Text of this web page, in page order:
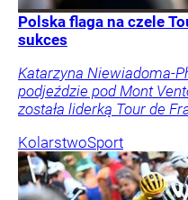
Polska flaga na czele
sukces
Katarzyna Niewiadoma-
podjeździe pod Mont
została liderką Tour de
KolarstwoSport